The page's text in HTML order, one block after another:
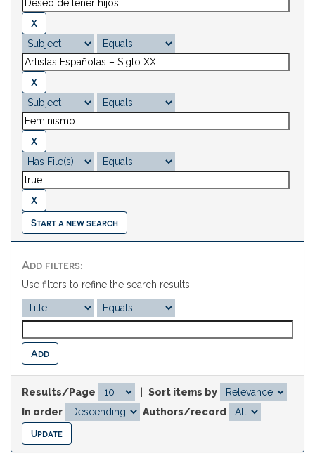
Start a new search
Add filters:
Use filters to refine the search results.
Results/Page
Sort items by
In order
Authors/record